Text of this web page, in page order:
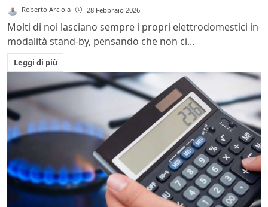
Roberto Arciola 28 Febbraio 2026
Molti di noi lasciano sempre i propri elettrodomestici in
modalità stand-by, pensando che non ci...
Leggi di più